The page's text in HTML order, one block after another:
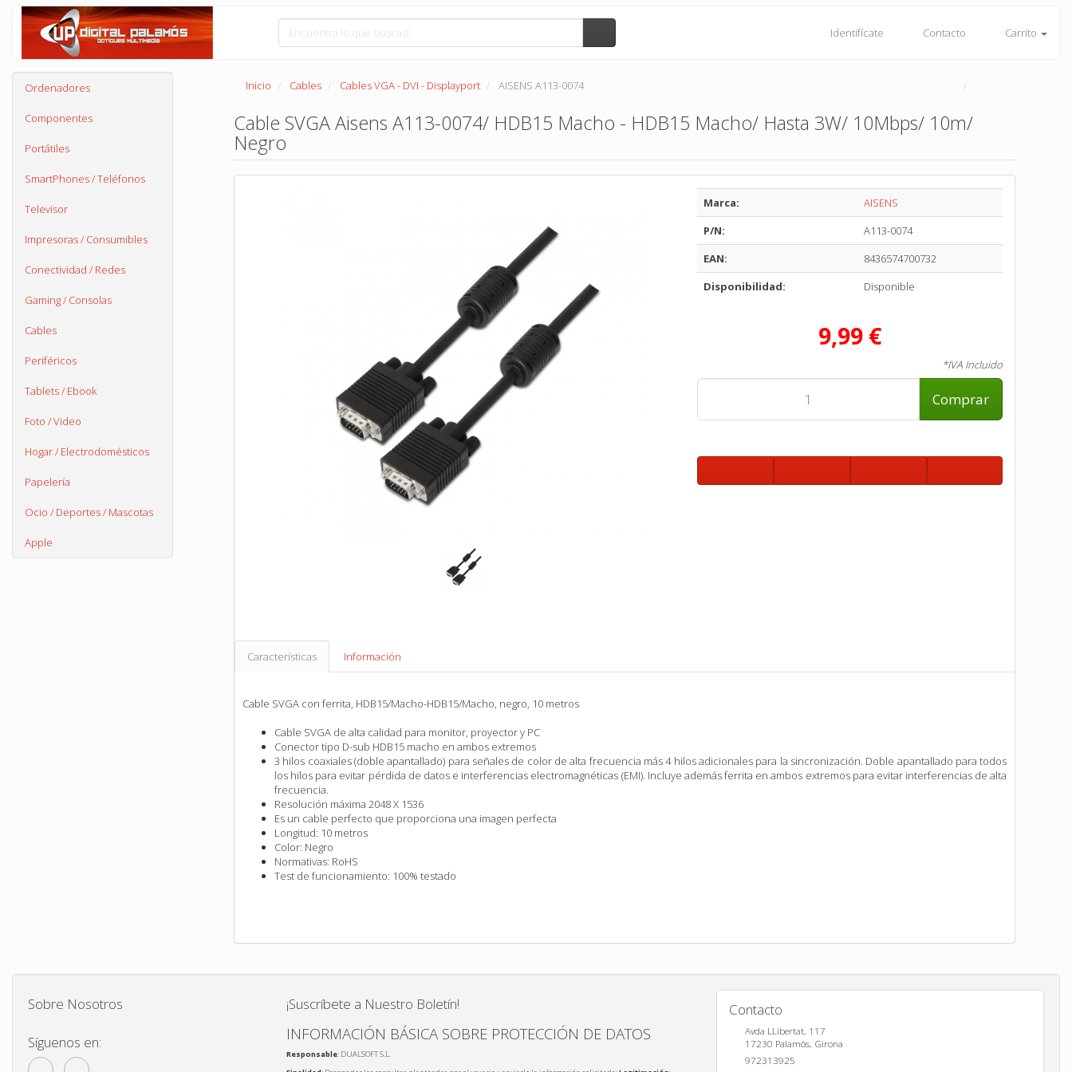
Identifícate Contacto Carrito
Ordenadores
Componentes
Portátiles
SmartPhones / Teléfonos
Televisor
Impresoras / Consumibles
Conectividad / Redes
Gaming / Consolas
Cables
Periféricos
Tablets / Ebook
Foto / Video
Hogar / Electrodomésticos
Papelería
Ocio / Deportes / Mascotas
Apple
Inicio Cables Cables VGA - DVI - Displayport AISENS A113-0074
Cable SVGA Aisens A113-0074/ HDB15 Macho - HDB15 Macho/ Hasta 3W/ 10Mbps/ 10m/
Negro
Marca:
AISENS
P/N:
A113-0074
EAN:
8436574700732
Disponibilidad:
Disponible
9,99 €
*IVA Incluido
Comprar
Características Información
Cable SVGA con ferrita, HDB15/Macho-HDB15/Macho, negro, 10 metros
Cable SVGA de alta calidad para monitor, proyector y PC
Conector tipo D-sub HDB15 macho en ambos extremos
3 hilos coaxiales (doble apantallado) para señales de color de alta frecuencia más 4 hilos adicionales para la sincronización. Doble apantallado para todos
los hilos para evitar pérdida de datos e interferencias electromagnéticas (EMI). Incluye además ferrita en ambos extremos para evitar interferencias de alta
frecuencia.
Resolución máxima 2048 X 1536
Es un cable perfecto que proporciona una imagen perfecta
Longitud: 10 metros
Color: Negro
Normativas: RoHS
Test de funcionamiento: 100% testado
Sobre Nosotros
Síguenos en:
¡Suscríbete a Nuestro Boletín!
INFORMACIÓN BÁSICA SOBRE PROTECCIÓN DE DATOS
Responsable: DUALSOFT S.L.
Contacto
Avda LLibertat, 117
17230 Palamós, Girona
972313925